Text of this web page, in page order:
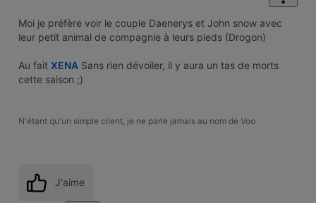
Moi je préfère voir le couple Daenerys et John snow avec
leur petit animal de compagnie à leurs pieds (Drogon)
Au fait XENASans rien dévoiler, il y aura un tas de morts
cette saison ;)
N'étant qu'un simple client, je ne parle jamais au nom de Voo
J'aime